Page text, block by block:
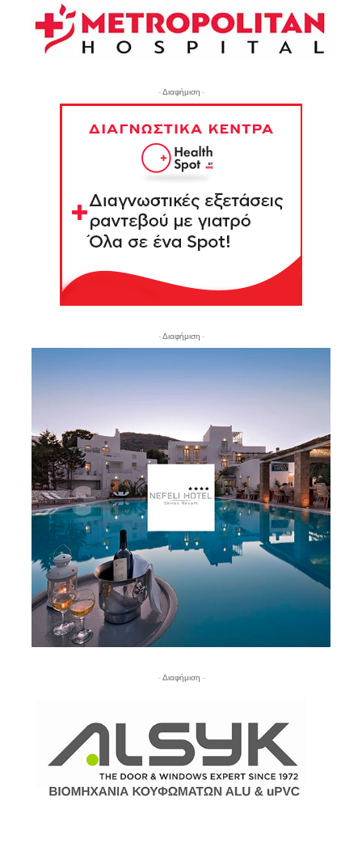
- Διαφήμιση -
- Διαφήμιση -
- Διαφήμιση -